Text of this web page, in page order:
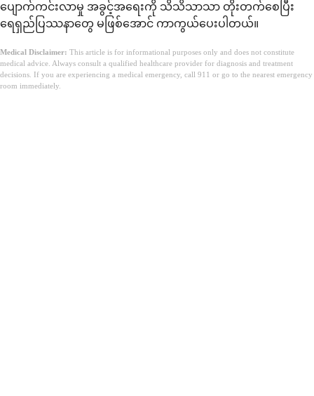
ပျောက်ကင်းလာမှု အခွင့်အရေးကို သိသိသာသာ တိုးတက်စေပြီး
ရေရှည်ပြဿနာတွေ မဖြစ်အောင် ကာကွယ်ပေးပါတယ်။
Medical Disclaimer: This article is for informational purposes only and does not constitute
medical advice. Always consult a qualified healthcare provider for diagnosis and treatment
decisions. If you are experiencing a medical emergency, call 911 or go to the nearest emergency
room immediately.